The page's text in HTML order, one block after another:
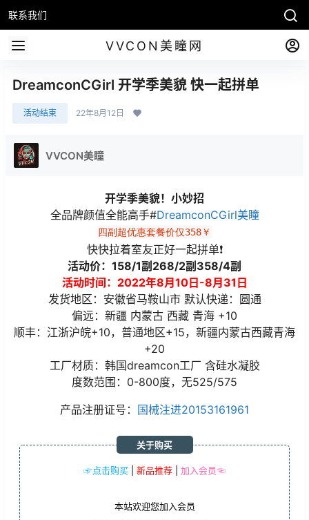
联系我们
VVCON美瞳网
DreamconCGirl 开学季美貌 快一起拼单
活动结束 22年8月12日
VVCON美瞳
开学季美貌！小妙招
全品牌颜值全能高手#DreamconCGirl美瞳
四副超优惠套餐价仅358￥
快快拉着室友正好一起拼单❗
活动价：158/1副268/2副358/4副
活动时间：2022年8月10日-8月31日
发货地区：安徽省马鞍山市 默认快递：圆通
偏远：新疆 内蒙古 西藏 青海 +10
顺丰：江浙沪皖+10，普通地区+15，新疆内蒙古西藏青海
+20
工厂材质：韩国dreamcon工厂 含硅水凝胶
度数范围：0-800度，无525/575
产品注册证号： 国械注进20153161961
☞点击购买 新品推荐 加入会员☜
关于购买
本站欢迎您加入会员